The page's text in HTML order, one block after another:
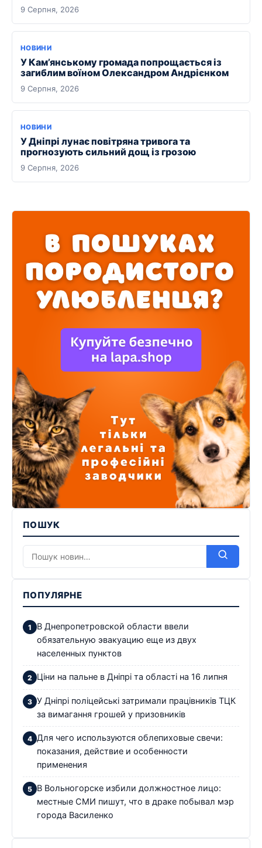
9 Серпня, 2026
НОВИНИ
У Кам’янському громада попрощається із
загиблим воїном Олександром Андрієнком
9 Серпня, 2026
НОВИНИ
У Дніпрі лунає повітряна тривога та
прогнозують сильний дощ із грозою
9 Серпня, 2026
ПОШУК
ПОПУЛЯРНЕ
В Днепропетровской области ввели
обязательную эвакуацию еще из двух
населенных пунктов
Ціни на пальне в Дніпрі та області на 16 липня
У Дніпрі поліцейські затримали працівників ТЦК
за вимагання грошей у призовників
Для чего используются облепиховые свечи:
показания, действие и особенности
применения
В Вольногорске избили должностное лицо:
местные СМИ пишут, что в драке побывал мэр
города Василенко